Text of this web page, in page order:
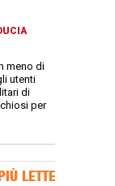
meno di
utenti
di
per
LETTE